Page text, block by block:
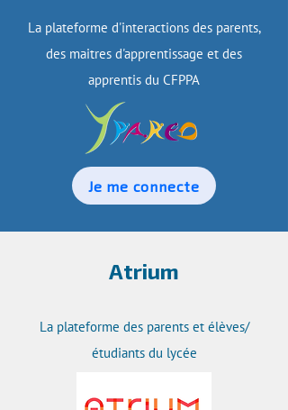
La plateforme d'interactions des parents,
des maitres d'apprentissage et des
apprentis du CFPPA
Je me connecte
Atrium
La plateforme des parents et élèves/
étudiants du lycée